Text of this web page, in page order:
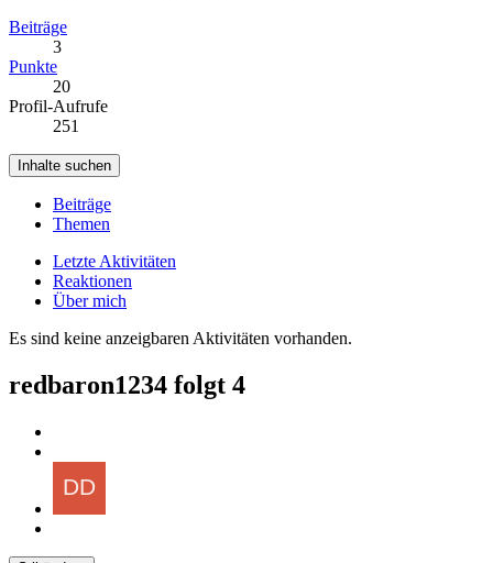
Beiträge
3
Punkte
20
Profil-Aufrufe
251
Inhalte suchen
Beiträge
Themen
Letzte Aktivitäten
Reaktionen
Über mich
Es sind keine anzeigbaren Aktivitäten vorhanden.
redbaron1234 folgt 4